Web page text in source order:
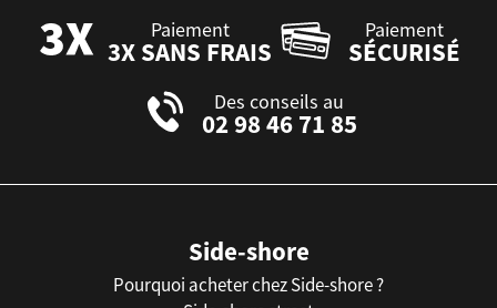
Paiement
3X SANS FRAIS
Paiement
SÉCURISÉ
Des conseils au
02 98 46 71 85
Side-shore
Pourquoi acheter chez Side-shore ?